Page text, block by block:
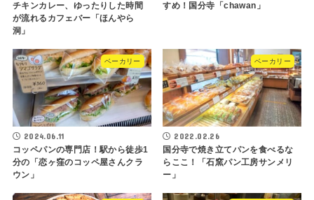
チキンカレー、ゆったりした時間
が流れるカフェバー「ほんやら
洞」
すめ！国分寺「chawan」
ベーカリー
2024.06.11
コッペパンの専門店！駅から徒歩1
分の「恋ヶ窪のコッペ屋さんクラ
ウン」
ベーカリー
2022.02.26
国分寺で焼き立てパンを食べるな
らここ！「石窯パン工房サンメリ
ー」